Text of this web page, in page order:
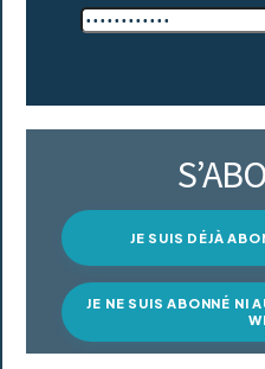
JE SUIS DÉJÀ
JE NE SUIS ABONNÉ NI